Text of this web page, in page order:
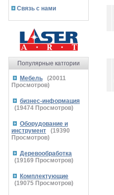
Связь с нами
Популярные катгории
Мебель (20011
Просмотров)
бизнес-информация
(19474 Просмотров)
Оборудование и
инструмент
(19390
Просмотров)
Деревообработка
(19169 Просмотров)
Комплектующие
(19075 Просмотров)